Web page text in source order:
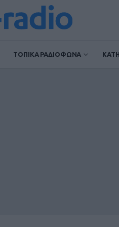
ΤΟΠΙΚΑ ΡΑΔΙΟΦΩΝΑ